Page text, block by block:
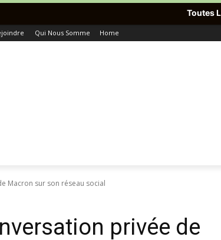
Qui Nous Somme Home
Macron sur son réseau social
privée de
Toutes Les Dernières